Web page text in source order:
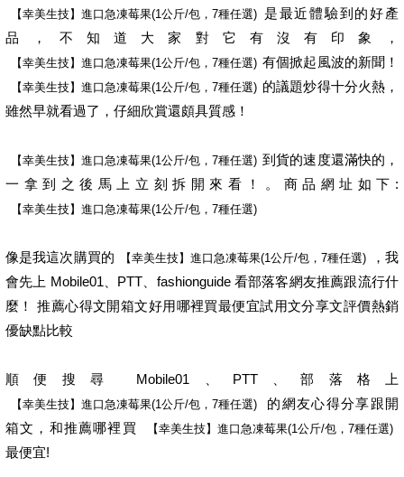
是最近體驗到的好產
品，不知道大家對它有沒有印象，
有個掀起風波的新聞！
的議題炒得十分火熱，
雖然早就看過了，仔細欣賞還頗具質感！
到貨的速度還滿快的，
一拿到之後馬上立刻拆開來看！。商品網址如下:
像是我這次購買的
，我
會先上 Mobile01、PTT、fashionguide 看部落客網友推薦跟流行什
麼！ 推薦心得文開箱文好用哪裡買最便宜試用文分享文評價熱銷
優缺點比較
順便搜尋 Mobile01、PTT、部落格上
的網友心得分享跟開
箱文，和推薦哪裡買
最便宜!